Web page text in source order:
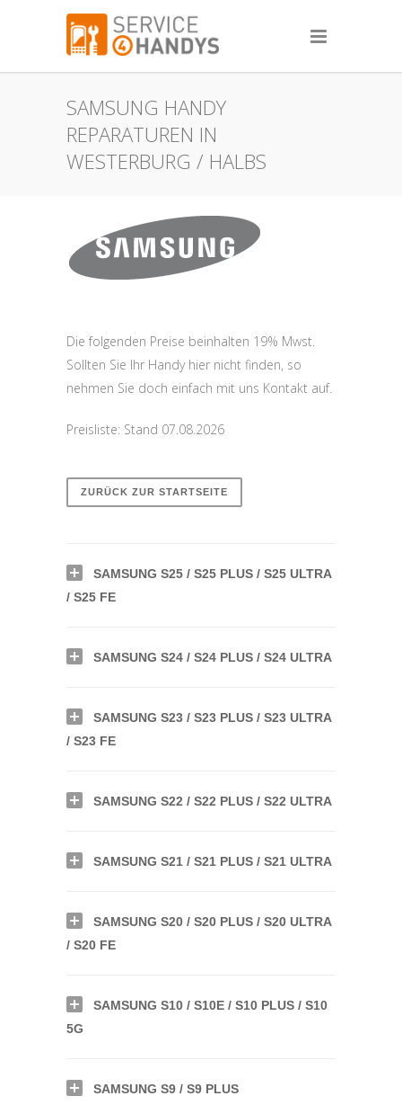
SAMSUNG HANDY
REPARATUREN IN
WESTERBURG / HALBS
Die folgenden Preise beinhalten 19% Mwst.
Sollten Sie Ihr Handy hier nicht finden, so
nehmen Sie doch einfach mit uns Kontakt auf.
Preisliste: Stand 07.08.2026
ZURÜCK ZUR STARTSEITE
SAMSUNG S25 / S25 PLUS / S25 ULTRA
/ S25 FE
SAMSUNG S24 / S24 PLUS / S24 ULTRA
SAMSUNG S23 / S23 PLUS / S23 ULTRA
/ S23 FE
SAMSUNG S22 / S22 PLUS / S22 ULTRA
SAMSUNG S21 / S21 PLUS / S21 ULTRA
SAMSUNG S20 / S20 PLUS / S20 ULTRA
/ S20 FE
SAMSUNG S10 / S10E / S10 PLUS / S10
5G
SAMSUNG S9 / S9 PLUS